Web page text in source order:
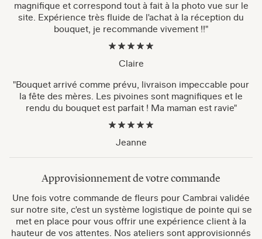
magnifique et correspond tout à fait à la photo vue sur le
site. Expérience très fluide de l'achat à la réception du
bouquet, je recommande vivement !!"
Claire
"Bouquet arrivé comme prévu, livraison impeccable pour
la fête des mères. Les pivoines sont magnifiques et le
rendu du bouquet est parfait ! Ma maman est ravie"
Jeanne
Approvisionnement de votre commande
Une fois votre commande de fleurs pour Cambrai validée
sur notre site, c'est un système logistique de pointe qui se
met en place pour vous offrir une expérience client à la
hauteur de vos attentes. Nos ateliers sont approvisionnés